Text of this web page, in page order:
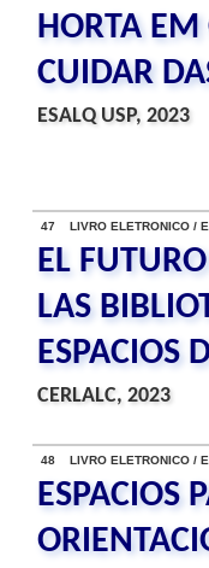
HORTA EM
CUIDAR
ESALQ USP, 2023
47 LIVRO ELETRONICO /
EL
LAS
ESPACIOS
CERLALC, 2023
48 LIVRO ELETRONICO /
ESPACIOS